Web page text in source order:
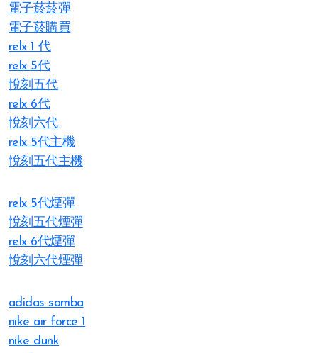
電子菸菸彈
電子菸購買
relx 1 代
relx 5代
悅刻五代
relx 6代
悅刻六代
relx 5代主機
悅刻五代主機
relx 5代煙彈
悅刻五代煙彈
relx 6代煙彈
悅刻六代煙彈
adidas samba
nike air force 1
nike dunk